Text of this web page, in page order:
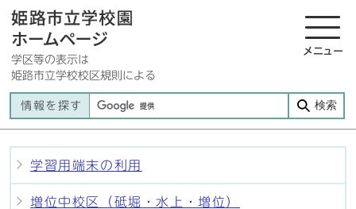
学区等の表示は
姫路市立学校校区規則による
メニュー
情報を探す 検索
学習用端末の利用
増位中校区（砥堀・水上・増位）